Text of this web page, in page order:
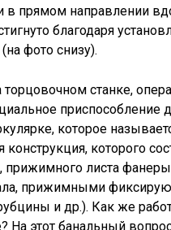
в прямом направлении
благодаря
фото снизу).
торцовочном станке,
приспособление
которое
которого
прижимного листа
прижимными
и др.). Как же
На этот банальный